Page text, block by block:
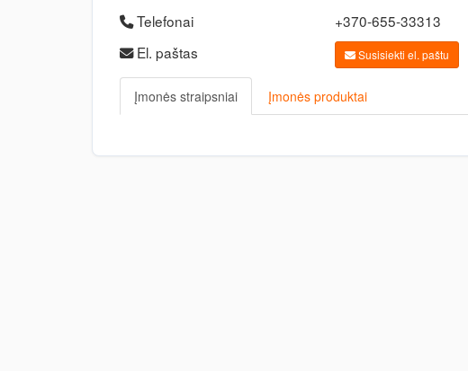
Telefonai
+370-655-33313
El. paštas
Susisiekti el. paštu
Įmonės straipsniai Įmonės produktai